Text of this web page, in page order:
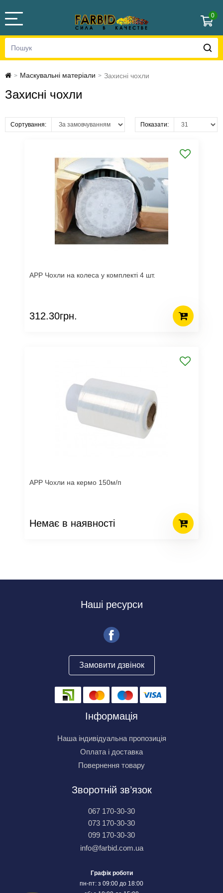
0
> Маскувальні матеріали > Захисні чохли
Захисні чохли
Сортування: Показати:
APP Чохли на колеса у комплекті 4 шт.
312.30грн.
APP Чохли на кермо 150м/п
Немає в наявності
Наші ресурси
Замовити дзвінок
Інформація
Наша індивідуальна пропозиція
Оплата і доставка
Повернення товару
Зворотній зв’язок
067 170-30-30
073 170-30-30
099 170-30-30
info@farbid.com.ua
Графік роботи
пн-пт: з 09:00 до 18:00